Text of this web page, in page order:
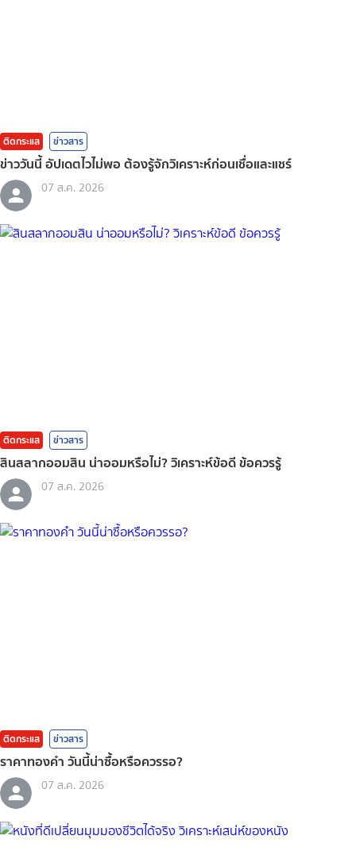
ติดกระแส ข่าวสาร
ข่าววันนี้ อัปเดตไวไม่พอ ต้องรู้จักวิเคราะห์ก่อนเชื่อและแชร์
07 ส.ค. 2026
ติดกระแส ข่าวสาร
สินสลากออมสิน น่าออมหรือไม่? วิเคราะห์ข้อดี ข้อควรรู้
07 ส.ค. 2026
ติดกระแส ข่าวสาร
ราคาทองคํา วันนี้น่าซื้อหรือควรรอ?
07 ส.ค. 2026